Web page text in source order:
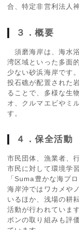
合、特定非営利法人
３．概要
須磨海岸は、海水
湾区域といった多面
少ない砂浜海岸です
投石礁が配置された
ることで、多様な生
オ、クルマエビやミ
す。
４．保全活動
市民団体、漁業者、
市民に対して環境学
「Suma豊かな海プ
海岸沖ではワカメや
いるほか、浅場の耕
活動が行われていま
ボンの取り組みも評